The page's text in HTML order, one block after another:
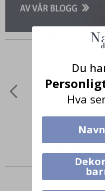
Produkter
199,00 Kr
Du
Hva